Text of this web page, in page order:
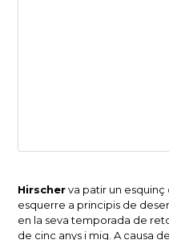
Hirscherva patir un
esquerre a principis de
en la seva temporada de
de cinc anys i mig. A causa